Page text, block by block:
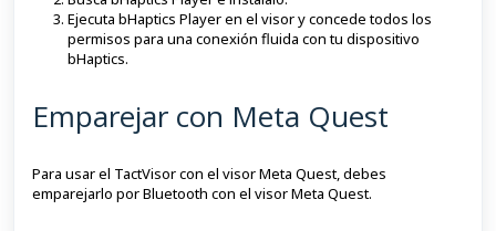
Ejecuta bHaptics Player en el visor y concede todos los
permisos para una conexión fluida con tu dispositivo
bHaptics.
Emparejar con Meta Quest
Para usar el TactVisor con el visor Meta Quest, debes
emparejarlo por Bluetooth con el visor Meta Quest.